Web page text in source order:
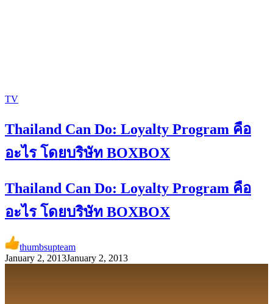
TV
Thailand Can Do: Loyalty Program คือ
อะไร โดยบริษัท BOXBOX
Thailand Can Do: Loyalty Program คือ
อะไร โดยบริษัท BOXBOX
thumbsupteam
January 2, 2013January 2, 2013